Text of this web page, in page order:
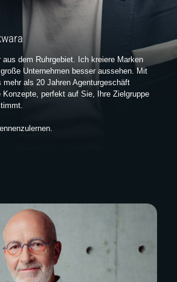
auf Sie, Ihre Zielgruppe und ihr Budget abgestimmt.
Ich freue mich, Sie kennenzulernen.
jetzt Kontakt aufnehmen
Corporate Design
Politik
aus dem Ruhrgebiet. Ich kreiere Marken
Unternehmen besser aussehen. Mit
mehr als 20 Jahren Agenturgeschäft
perfekt auf Sie, Ihre Zielgruppe